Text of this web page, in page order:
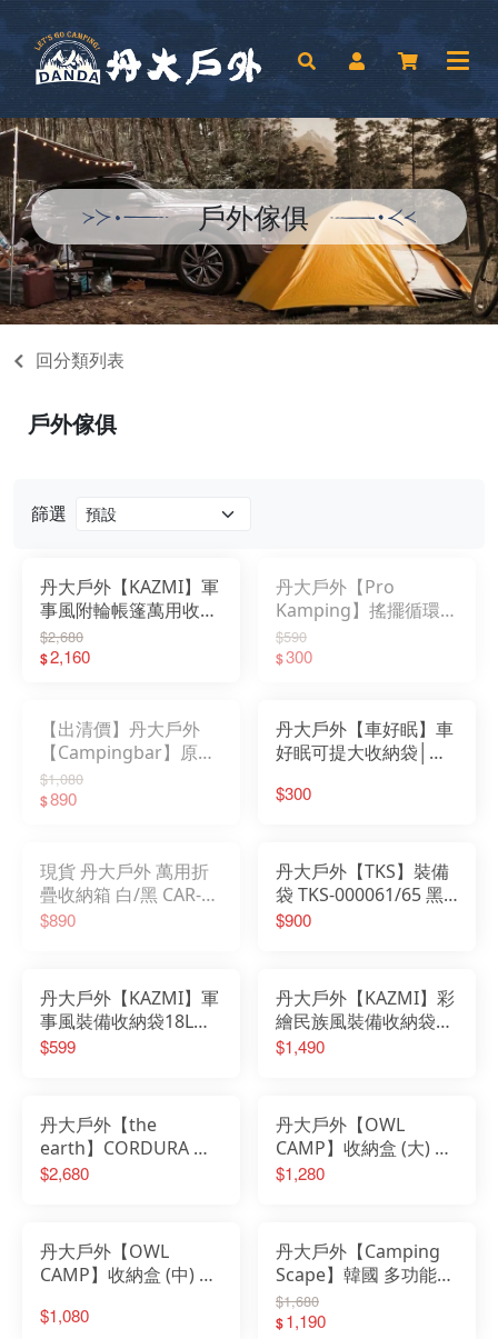
戶外傢俱
回分類列表
篩選
丹大戶外【KAZMI】軍
事風附輪帳篷萬用收納
袋 K21T3B07｜袋子｜
提袋｜收納袋｜收納箱
$2,680
$2,160
丹大戶外【Pro
Kamping】搖擺循環扇
收納袋│露營│風扇│提
袋│循環扇│收納袋│循
$590
$300
【出清價】丹大戶外
【Campingbar】原木
兩片式桌板 收納箱專用
木桌板 T002 桌子│桌
$1,080
$890
丹大戶外【車好眠】車
好眠可提大收納袋│床│
床│收納袋│床墊收納
$300
現貨 丹大戶外 萬用折
疊收納箱 白/黑 CAR-
019、CAR-020 桌子│
$890
丹大戶外【TKS】裝備
袋 TKS-000061/65 黑/
沙色 提袋｜收納袋｜露
$900
丹大戶外【KAZMI】軍
事風裝備收納袋18L
K22T3B08│提袋│保護
袋
$599
丹大戶外【KAZMI】彩
繪民族風裝備收納袋
130L K20T3B003 保護
$1,490
丹大戶外【the
earth】CORDURA 多
功能收納袋52L-沙色/
$2,680
丹大戶外【OWL
CAMP】收納盒 (大) 沙
色PTH-A1、黑色PTH-
$1,280
丹大戶外【OWL
CAMP】收納盒 (中) 沙
C2、軍綠色PTH-D2 收
$1,080
丹大戶外【Camping
Scape】韓國 多功能收
納袋S｜提袋｜工具袋
｜裝備袋｜防塵袋｜營
$1,680
$1,190
戶外傢俱